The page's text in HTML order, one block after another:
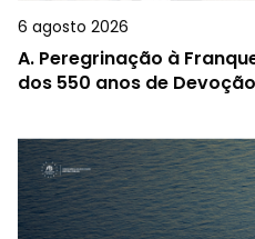
6 agosto 2026
A. Peregrinação à
dos 550 anos de